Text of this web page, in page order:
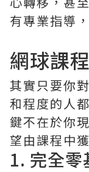
有專業指導
網球課
其實只要你
和程度的人
鍵不在於你
望由課程中
1. 完全